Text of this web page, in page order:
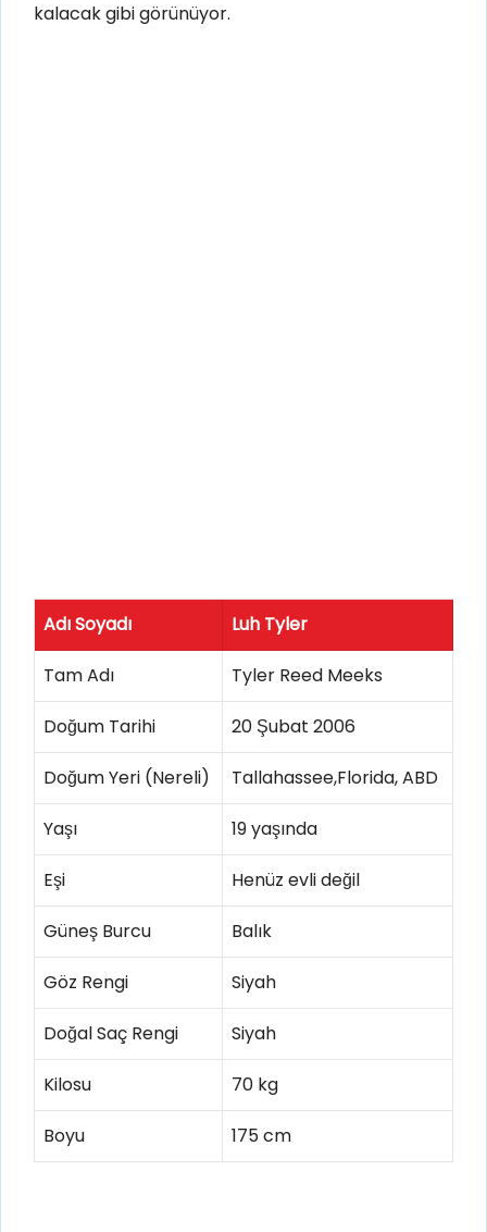
kalacak gibi görünüyor.
Adı Soyadı Luh Tyler
Tam Adı Tyler Reed Meeks
Doğum Tarihi 20 Şubat 2006
Doğum Yeri (Nereli) Tallahassee,Florida, ABD
Yaşı 19 yaşında
Eşi Henüz evli değil
Güneş Burcu Balık
Göz Rengi Siyah
Doğal Saç Rengi Siyah
Kilosu 70 kg
Boyu 175 cm